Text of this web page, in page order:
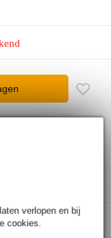
verlopen en bij
cookies.